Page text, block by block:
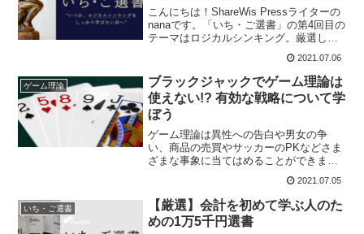
こんにちは！ShareWis Pressライターの
nanaです。「いち・ご選書」の第4回目の
テーマはロジカルシンキング。厳選した
生や新入社員の方など「これからロジカ
ルシンキングを身に付けたい！」という
方...
2021.07.06
ゲーム理論
ブラックジャックでゲーム理論は
使えない!? 有効な戦略について学
ぼう
ゲーム理論は異性への告白や男女の争
い、商品の売買やサッカーのPKなどさま
ざまな事象に当てはめることができま
のごとく、「ゲーム」に関する理論で
す。今回はトランプゲームのブラックジ
ャックにゲーム理論を当てはめ...
2021.07.05
いち・ご選書
【厳選】会計を初めて学ぶ人のた
めの1万5千円選書